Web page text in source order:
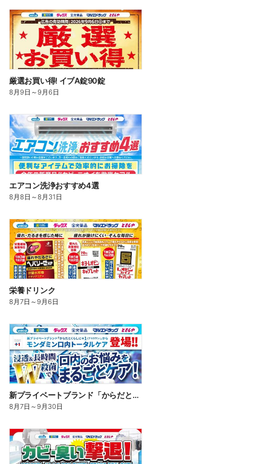
厳選お買い得! イブA錠90錠
8月9日 ～9月6日
エアコン洗浄おすすめ4選
8月8日 ～8月31日
栄養ドリンク
8月7日 ～9月6日
新プライベートブランド「からだとくらしに+1(プラスワン)」よりモンダミン口内トータルケア登場!
8月7日 ～9月30日